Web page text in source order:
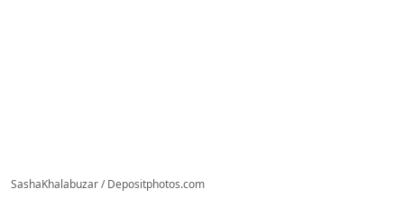
SashaKhalabuzar / Depositphotos.com